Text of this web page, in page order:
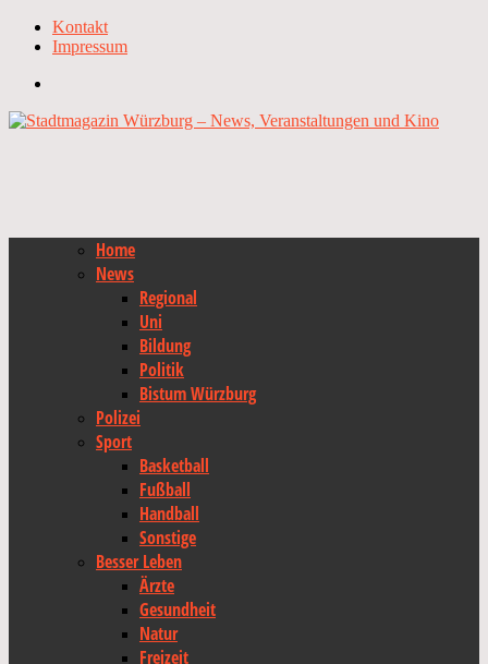
Kontakt
Impressum
Home
News
Regional
Uni
Bildung
Politik
Bistum Würzburg
Polizei
Sport
Basketball
Fußball
Handball
Sonstige
Besser Leben
Ärzte
Gesundheit
Natur
Freizeit